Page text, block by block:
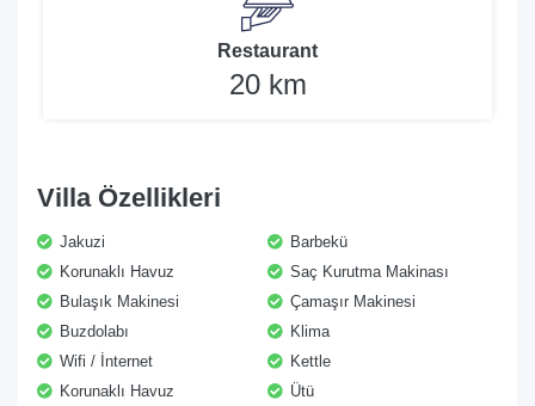
Restaurant
20 km
Villa Özellikleri
Jakuzi
Barbekü
Korunaklı Havuz
Saç Kurutma Makinası
Bulaşık Makinesi
Çamaşır Makinesi
Buzdolabı
Klima
Wifi / İnternet
Kettle
Korunaklı Havuz
Ütü